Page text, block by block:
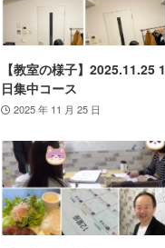
【教室の様子】2025.11.25 1
日集中コース
2025 年 11 月 25 日